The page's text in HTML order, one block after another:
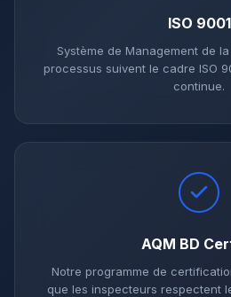
ISO 9001
Système de Management de
processus suivent le cadre ISO
continue.
AQM BD
Notre programme de
que les inspecteurs respectent